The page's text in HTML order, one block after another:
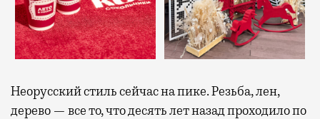
Неорусский стиль сейчас на пике. Резьба, лен,
дерево — все то, что десять лет назад проходило по